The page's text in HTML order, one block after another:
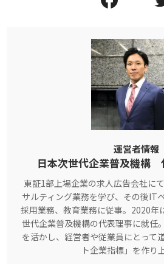
運営者情報
日本次世代企業普及機構
東証1部上場企業の求人広告会社に
サルティング業務を学び、その後IT
採用業務、教育業務に従事。2020年
世代企業普及機構の代表理事に就任
を活かし、経営者や従業員にとって
ト企業指標」を作り